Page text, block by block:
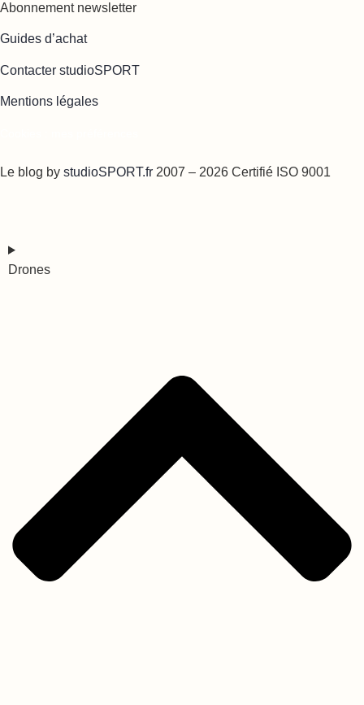
Abonnement newsletter
Guides d’achat
Contacter studioSPORT
Mentions légales
Le blog by studioSPORT.fr 2007 – 2026 Certifié ISO 9001
Drones